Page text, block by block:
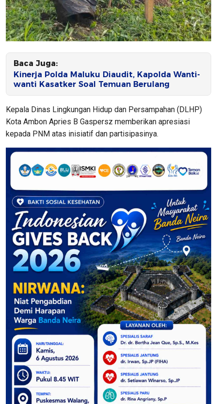
Baca Juga:
Kinerja Polda Maluku Diaudit, Kapolda Wanti-
wanti Kasatker Soal Temuan Berulang
Kepala Dinas Lingkungan Hidup dan Persampahan (DLHP)
Kota Ambon Apries B Gaspersz memberikan apresiasi
kepada PNM atas inisiatif dan partisipasinya.